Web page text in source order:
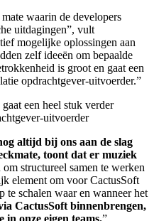
waarin de developers
uitdagingen”, vult
mogelijke oplossingen aan
zelf ideeën om bepaalde
is groot en gaat een
opdrachtgever-uitvoerder.”
een heel stuk verder
uitvoerder
altijd bij ons aan de slag
toont dat er muziek
structureel samen te werken
element om voor CactusSoft
te schalen waar en wanneer het
CactusSoft binnenbrengen,